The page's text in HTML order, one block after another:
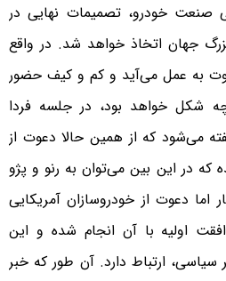
صنعت خودرو، تصمیمات نهایی در
جهان اتخاذ خواهد شد. در واقع
به عمل می‌آید و کم و کیف حضور
چه شکل خواهد بود، در جلسه فردا
می‌شود که از همین حالا دعوت از
در این بین می‌توان به رنو و پژو
اما دعوت از خودروسازان آمریکایی
اولیه با آن انجام شده و این
ارتباط دارد. آن طور که خبر